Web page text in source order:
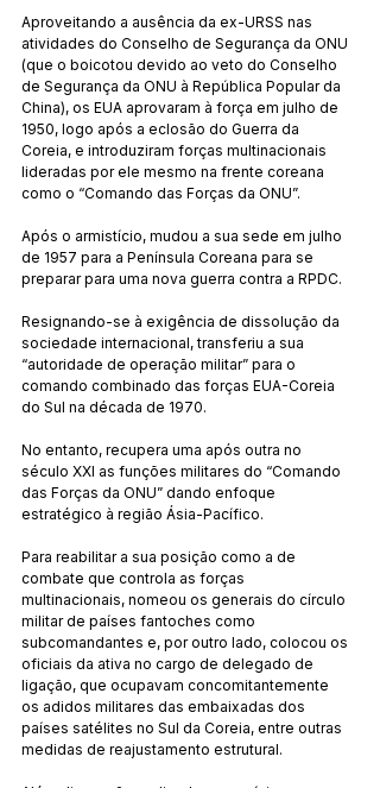
Aproveitando a ausência da ex-URSS nas
atividades do Conselho de Segurança da ONU
(que o boicotou devido ao veto do Conselho
de Segurança da ONU à República Popular da
China), os EUA aprovaram à força em julho de
1950, logo após a eclosão do Guerra da
Coreia, e introduziram forças multinacionais
lideradas por ele mesmo na frente coreana
como o “Comando das Forças da ONU”.
Após o armistício, mudou a sua sede em julho
de 1957 para a Península Coreana para se
preparar para uma nova guerra contra a RPDC.
Resignando-se à exigência de dissolução da
sociedade internacional, transferiu a sua
“autoridade de operação militar” para o
comando combinado das forças EUA-Coreia
do Sul na década de 1970.
No entanto, recupera uma após outra no
século XXI as funções militares do “Comando
das Forças da ONU” dando enfoque
estratégico à região Ásia-Pacífico.
Para reabilitar a sua posição como a de
combate que controla as forças
multinacionais, nomeou os generais do círculo
militar de países fantoches como
subcomandantes e, por outro lado, colocou os
oficiais da ativa no cargo de delegado de
ligação, que ocupavam concomitantemente
os adidos militares das embaixadas dos
países satélites no Sul da Coreia, entre outras
medidas de reajustamento estrutural.